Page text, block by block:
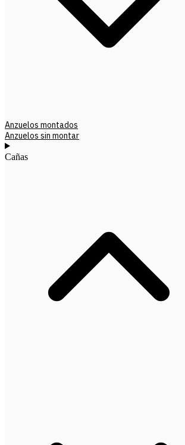
Anzuelos montados
Anzuelos sin montar
Cañas